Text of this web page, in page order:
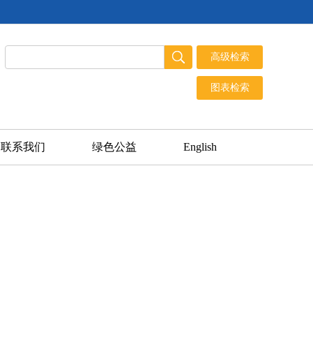
联系我们 绿色公益 English